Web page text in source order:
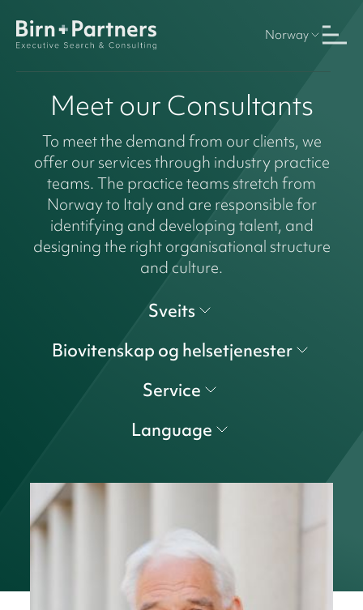
Norway
Meet our Consultants
To meet the demand from our clients, we
offer our services through industry practice
teams. The practice teams stretch from
Norway to Italy and are responsible for
identifying and developing talent, and
designing the right organisational structure
and culture.
Sveits
Biovitenskap og helsetjenester
Service
Language